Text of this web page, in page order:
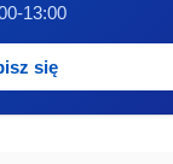
13:00
się